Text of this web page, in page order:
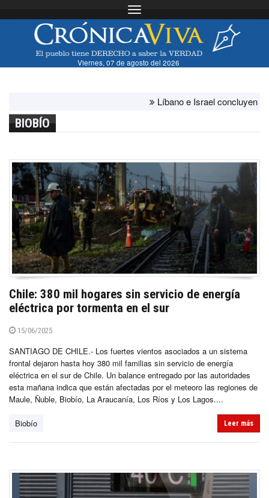
Toggle navigation
Viernes, 07 de agosto del 2026
Líbano e Israel concluyen
BIOBÍO
Chile: 380 mil hogares sin servicio de energía
eléctrica por tormenta en el sur
15/06/2025
SANTIAGO DE CHILE.- Los fuertes vientos asociados a un sistema
frontal dejaron hasta hoy 380 mil familias sin servicio de energía
eléctrica en el sur de Chile. Un balance entregado por las autoridades
esta mañana indica que están afectadas por el meteoro las regiones de
Maule, Ñuble, Biobío, La Araucanía, Los Ríos y Los Lagos....
Biobío Leer más